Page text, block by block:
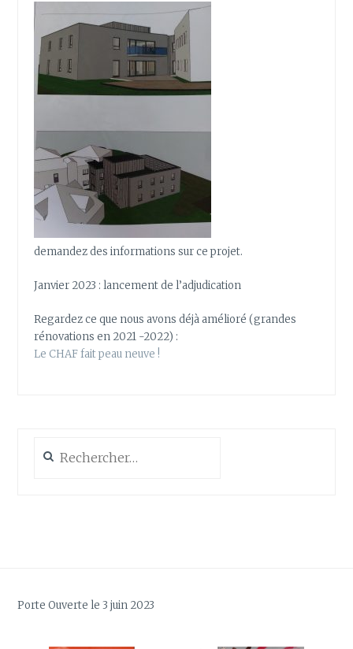
demandez des informations sur ce projet.
Janvier 2023 : lancement de l’adjudication
Regardez ce que nous avons déjà amélioré (grandes
rénovations en 2021 -2022) :
Le CHAF fait peau neuve !
Porte Ouverte le 3 juin 2023